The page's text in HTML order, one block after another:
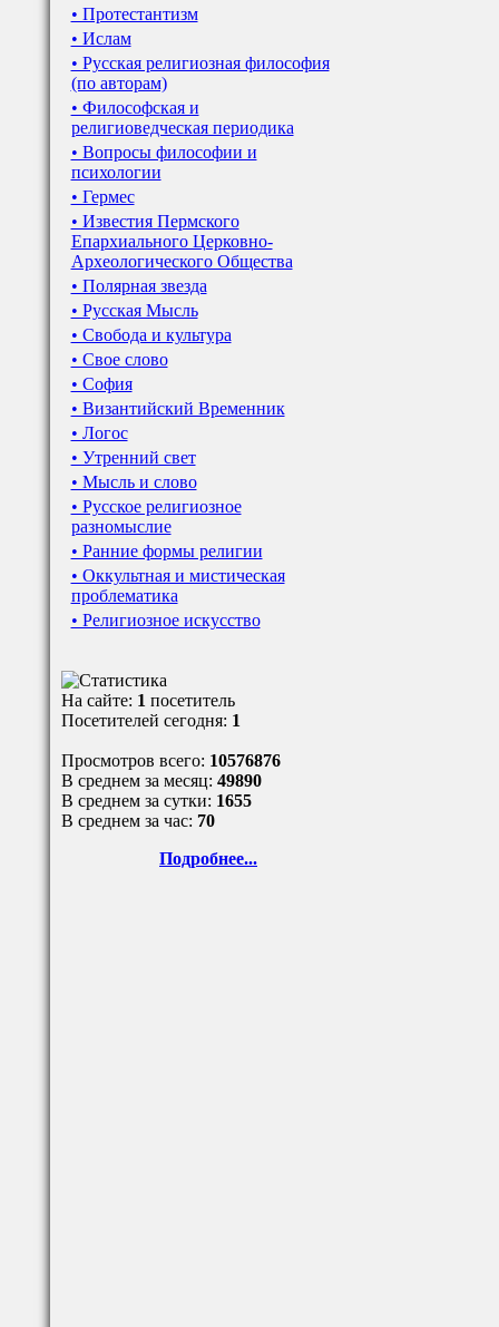
• Протестантизм
• Ислам
• Русская религиозная философия
(по авторам)
• Философская и
религиоведческая периодика
• Вопросы философии и
психологии
• Гермес
• Известия Пермского
Епархиального Церковно-
Археологического Общества
• Полярная звезда
• Русская Мысль
• Свобода и культура
• Свое слово
• София
• Византийский Временник
• Логос
• Утренний свет
• Мысль и слово
• Русское религиозное
разномыслие
• Ранние формы религии
• Оккультная и мистическая
проблематика
• Религиозное искусство
На сайте: 1 посетитель
Посетителей сегодня: 1
Просмотров всего: 10576876
В среднем за месяц: 49890
В среднем за сутки: 1655
В среднем за час: 70
Подробнее...